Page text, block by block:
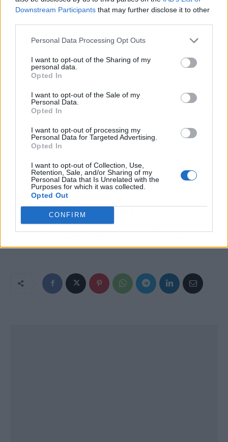
Downstream Participants that may further disclose it to other
Personal Data Processing Opt Outs
I want to opt-out of the Sharing of my
personal data.
Opted In
I want to opt-out of the Sale of my
Personal Data.
Opted In
I want to opt-out of processing my
Personal Data for Targeted Advertising.
Opted In
I want to opt-out of Collection, Use,
Retention, Sale, and/or Sharing of my
Personal Data that Is Unrelated with the
Purposes for which it was collected.
Opted Out
CONFIRM
ley en algún punto de su vida, es necesario que
a dos años, dependiendo de ciertos aspectos.
Entender y sacar provecho de la Ley de
esta razón, se recomienda solicitar ayuda a
abogados expertos, como los de Bueno Salinero
evaluar e indicar los documentos necesarios a
reunir y cómo exponer los casos para obtener
un proceso exitoso.
Artículo anterior
disposición un amplio
catálogo de
turismo